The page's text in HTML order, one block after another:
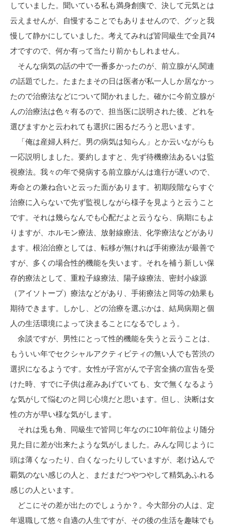
していました。聞いている私も満身創痍で、決して元気とは
云えませんが、自慢することでもありませんので、グッと我
慢して静かにしていました。考えてみれば皆同級生で全員74
才ですので、何か有って当たり前かもしれません。
そんな病気の話の中で一番多かったのが、前立腺がん関連
の話題でした。たまたまその日は医者が私一人しか居なかっ
たので治療法などについて聞かれました。確かに今前立腺が
んの治療法は色々有るので、担当医に説明された後、どれを
選びますかと云われても選択に困るだろうと思います。
「俺は産婦人科だ。男の病気は知らん」とか云いながらも
一応説明しました。要約しますと、先ず待機療法あるいは監
視療法。我々の年で発病する前立腺がんは進行が遅いので、
寿命との兼ね合いと云った面があります。初期段階ならすぐ
治療に入らないで先ず監視しながら様子を見ようと云うこと
です。それは幾らなんでも心配だよと云うなら、病期にもよ
りますが、ホルモン療法、放射線療法、化学療法などがあり
ます。根治治療としては、転移が無ければ手術療法が最善で
すが、多くの場合性的機能を失います。それを補う新しい保
存的療法として、重粒子線療法、陽子線療法、密封小線源
（アイソトープ）療法などがあり、手術療法と同等の効果も
期待できます。しかし、どの治療を選ぶかは、結局病期と個
人の生活環境によって決まることになるでしょう。
余談ですが、男性にとって性的機能を失うと云うことは、
もういい年でセクシャルアクティビティの無い人でも苦渋の
選択になるようです。女性が子宮がんで子宮全摘の宣告を受
けた時、すでに子供は産みあげていても、女で無くなるよう
な気がして悩むのと同じ心境だと思います。但し、決断は女
性の方が早い様な気がします。
それは兎も角、同級生で皆同じ年なのに10年前位より随分
見た目に差が出来たような気がしました。みんな同じように
頭は薄くなったり、白くなったりしていますが、老け込んで
覇気のない感じの人と、まだまだつやつやして精気あふれる
感じの人といます。
どこにその差が出たのでしょうか？。今大部分の人は、定
年退職して悠々自適の人生ですが、その後の生活を趣味でも